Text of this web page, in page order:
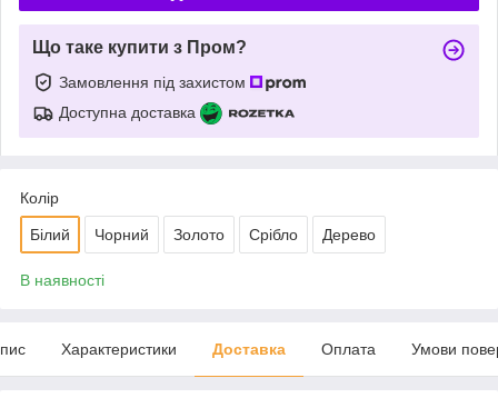
Що таке купити з Пром?
Замовлення під захистом
Доступна доставка
Колір
Білий Чорний Золото Срібло Дерево
В наявності
Характеристики Доставка Оплата Умови